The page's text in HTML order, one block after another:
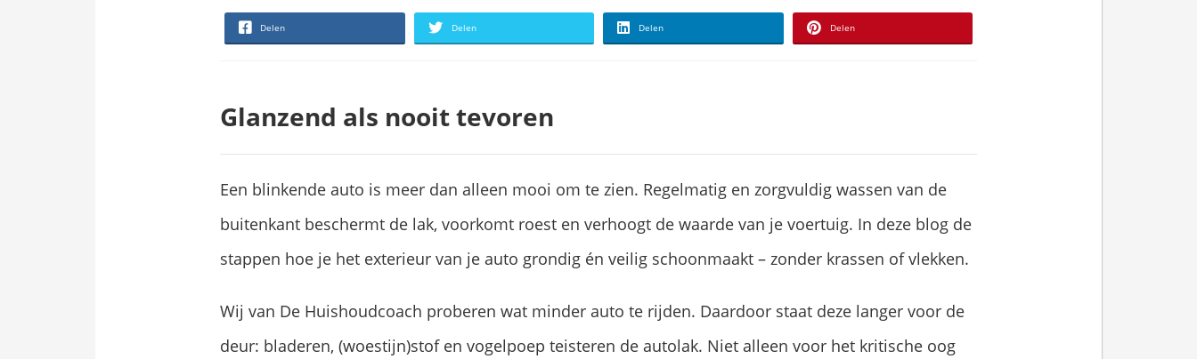
Delen Delen Delen Delen
Glanzend als nooit tevoren
Een blinkende auto is meer dan alleen mooi om te zien. Regelmatig en zorgvuldig wassen van de
buitenkant beschermt de lak, voorkomt roest en verhoogt de waarde van je voertuig. In deze blog de
stappen hoe je het exterieur van je auto grondig én veilig schoonmaakt – zonder krassen of vlekken.
Wij van De Huishoudcoach proberen wat minder auto te rijden. Daardoor staat deze langer voor de
deur: bladeren, (woestijn)stof en vogelpoep teisteren de autolak. Niet alleen voor het kritische oog